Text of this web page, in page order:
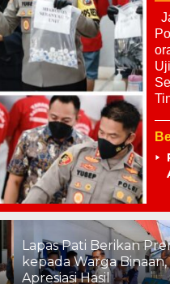
Lapas Pati Berikan
kepada Warga Binaan,
Apresiasi Hasil